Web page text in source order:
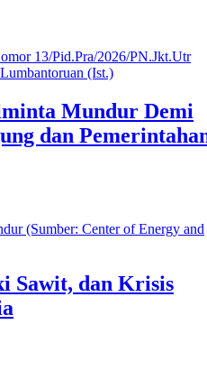
Mundur Demi
dan
Sawit, dan Krisis